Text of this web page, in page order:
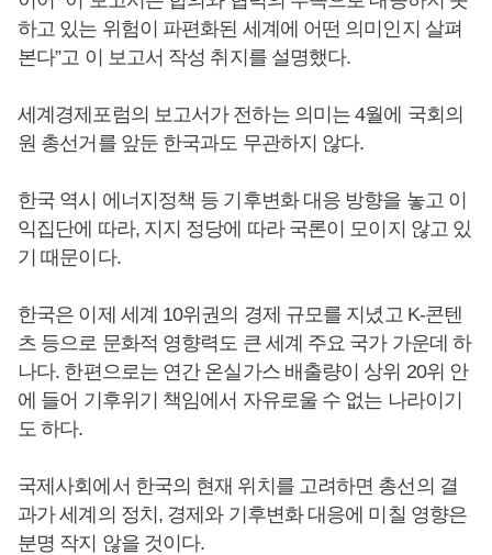
하고 있는 위험이 파편화된 세계에 어떤 의미인지 살펴
본다”고 이 보고서 작성 취지를 설명했다.
세계경제포럼의 보고서가 전하는 의미는 4월에 국회의
원 총선거를 앞둔 한국과도 무관하지 않다.
한국 역시 에너지정책 등 기후변화 대응 방향을 놓고 이
익집단에 따라, 지지 정당에 따라 국론이 모이지 않고 있
기 때문이다.
한국은 이제 세계 10위권의 경제 규모를 지녔고 K-콘텐
츠 등으로 문화적 영향력도 큰 세계 주요 국가 가운데 하
나다. 한편으로는 연간 온실가스 배출량이 상위 20위 안
에 들어 기후위기 책임에서 자유로울 수 없는 나라이기
도 하다.
국제사회에서 한국의 현재 위치를 고려하면 총선의 결
과가 세계의 정치, 경제와 기후변화 대응에 미칠 영향은
분명 작지 않을 것이다.